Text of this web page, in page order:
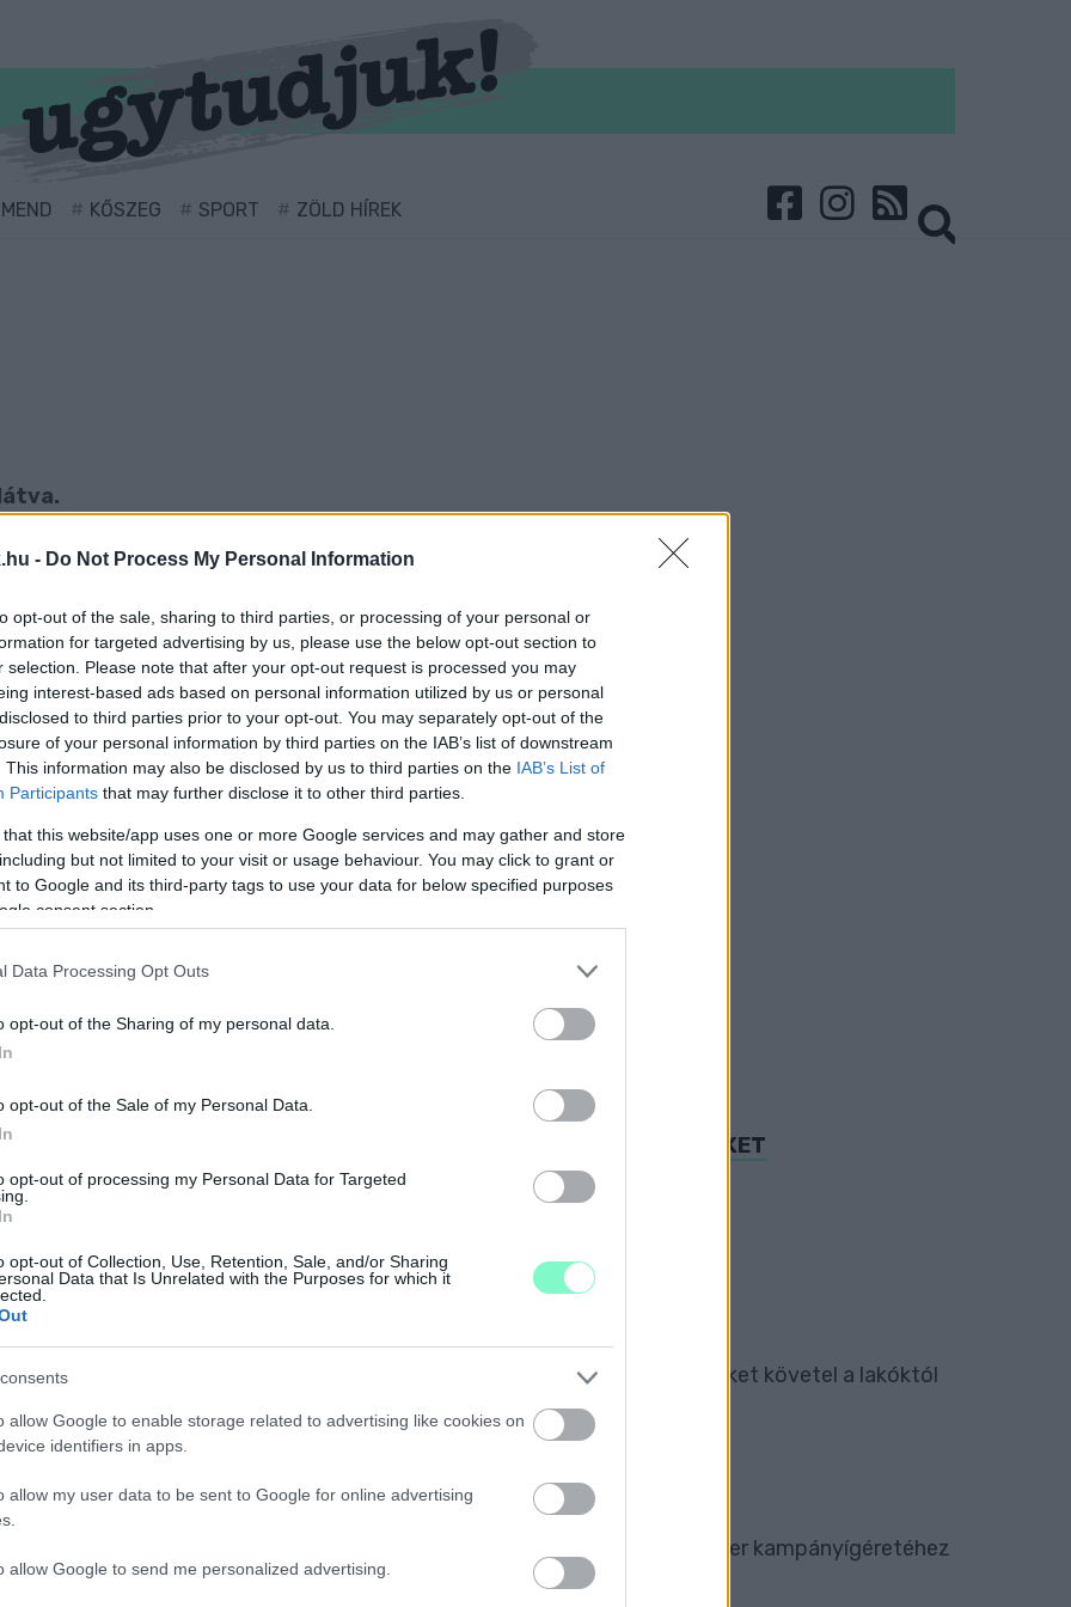
- Do Not Process My Personal Information
opt-out of the sale, sharing to third parties, or processing of your personal or
for targeted advertising by us, please use the below opt-out section to
selection. Please note that after your opt-out request is processed you may
interest-based ads based on personal information utilized by us or personal
to third parties prior to your opt-out. You may separately opt-out of the
of your personal information by third parties on the IAB’s list of downstream
This information may also be disclosed by us to third parties on the IAB’s List of
Participants that may further disclose it to other third parties.
that this website/app uses one or more Google services and may gather and store
but not limited to your visit or usage behaviour. You may click to grant or
to Google and its third-party tags to use your data for below specified purposes
consent section.
Data Processing Opt Outs
opt-out of the Sharing of my personal data.
opt-out of the Sale of my Personal Data.
opt-out of processing my Personal Data for Targeted
opt-out of Collection, Use, Retention, Sale, and/or Sharing
Data that Is Unrelated with the Purposes for which it
allow Google to enable storage related to advertising like cookies on
identifiers in apps.
allow my user data to be sent to Google for online advertising
allow Google to send me personalized advertising.
KŐSZEG SPORT ZÖLD HÍREK
GYŐR ÚTFELÚJÍTÁSOKRA
bevonattal dolgozik az Útkezelő.
A SÁRÁSIAK PROBLÉMÁI
szabályozásának enyhítése lenne a helyieknek a legégetőbb.
FÓRUM!
FEJE!
marcalvárosi kiserdei futópályáját.
A KÖZMEGHALLGATÁSON MEGJELENŐ SZENTIVÁNI CIVILEKET
SEM KÉNE FIZETNI AZ ELKÉSZÜLT CSATORNÁÉRT
hogy olcsó lesz a rákötés, de azóta a Pannon-Víz százezreket követel a lakóktól
a győri városrész lakói.
KÖTHETNÉNEK RÁ A SÁRÁSIAK AZ ÚJ CSATORNÁRA
Sárás településrészen a helyiek, miután kiderült: Dézsi polgármester kampányígéretéhez
az elkészült gerincvezetékre.